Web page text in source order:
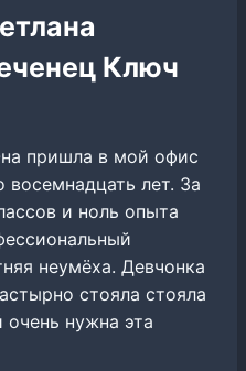
Ключ
пришла в мой офис
восемнадцать лет. За
и ноль опыта
неумёха. Девчонка
стояла стояла
очень нужна эта